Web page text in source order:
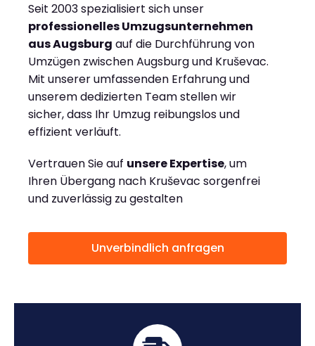
Seit 2003 spezialisiert sich unser
professionelles Umzugsunternehmen
aus Augsburg auf die Durchführung von
Umzügen zwischen Augsburg und Kruševac.
Mit unserer umfassenden Erfahrung und
unserem dedizierten Team stellen wir
sicher, dass Ihr Umzug reibungslos und
effizient verläuft.
Vertrauen Sie auf unsere Expertise, um
Ihren Übergang nach Kruševac sorgenfrei
und zuverlässig zu gestalten
Unverbindlich anfragen